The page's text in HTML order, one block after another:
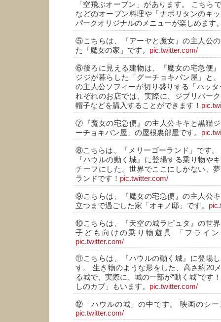
「空飛ぶオーブン」があります。 こちら
などのオーブン料理や「ナポリタンのキ
パークオリジナルのメニューが楽しめます
⑤こちらは、『アーヤと魔女』の主人公
た「魔女の家」です。 pic.twitter.com/
⑥後ろに見える建物は、『魔女の宅急便
ジジが暮らした「グーチョキパン屋」と
の主人公ソフィーが切り盛りする「ハッ
れぞれのお店では、実際に、ジブリパー
帽子などを購入することができます！
⑦『魔女の宅急便』の主人公キキと黒猫
ーチョキパン屋」の屋根裏部屋です。
⑧こちらは、「メリーゴーランド」です
『ハウルの動く城』に登場する乗り物や
チーフにした、世界でここにしかない、
ランドです！ pic.twitter.com/
⑨こちらは、『魔女の宅急便』の主人公
立つまで過ごした家「オキノ邸」です。
⑩こちらは、『天空の城ラピュタ』の世
子ども向けの乗り物遊具 「フライ
pic.twitter.com/
⑪こちらは、『ハウルの動く城』に登場
す。 生き物のような形をした、高さ約20
る城で、実際に、城の一部が“動く城”です
しのカブ」もいます。 pic.twitter.com/
⑫「ハウルの城」の中です。 映画のシー
pic.twitter.com/